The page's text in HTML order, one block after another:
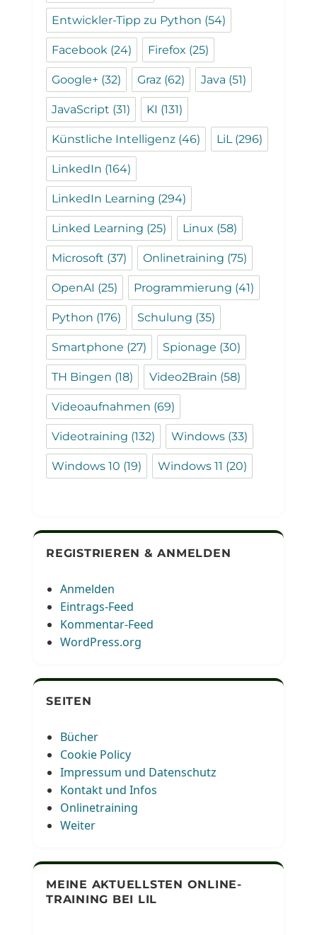
Entwickler-Tipp zu Python (54)
Facebook (24) Firefox (25)
Google+ (32) Graz (62) Java (51)
JavaScript (31) KI (131)
Künstliche Intelligenz (46) LiL(296)
LinkedIn (164)
LinkedIn Learning (294)
Linked Learning (25) Linux (58)
Microsoft (37) Onlinetraining (75)
OpenAI (25) Programmierung (41)
Python (176) Schulung (35)
Smartphone (27) Spionage (30)
TH Bingen (18) Video2Brain (58)
Videoaufnahmen (69)
Videotraining (132) Windows (33)
Windows 10 (19) Windows 11 (20)
REGISTRIEREN & ANMELDEN
Anmelden
Eintrags-Feed
Kommentar-Feed
WordPress.org
SEITEN
Bücher
Cookie Policy
Impressum und Datenschutz
Kontakt und Infos
Onlinetraining
Weiter
MEINE AKTUELLSTEN ONLINE-
TRAINING BEI LIL